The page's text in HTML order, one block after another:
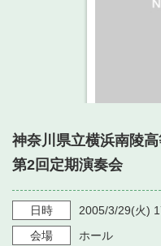
・ 交通案内
・ よくある質問
・ 施設を借りる
・ 抽選対象日
音楽堂について
・ 音楽堂のご案内
・ フロアマップ
神奈川県立音楽堂
SNS
神奈川県立横浜南陵
第2回定期演奏会
日時 2005/3/29(火)
会場
ホール